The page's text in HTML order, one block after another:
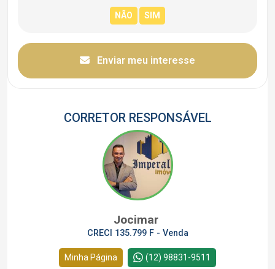
Enviar meu interesse
CORRETOR RESPONSÁVEL
Jocimar
CRECI 135.799 F - Venda
Minha Página (12) 98831-9511